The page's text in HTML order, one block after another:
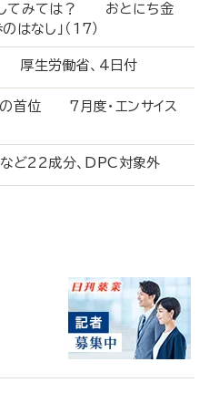
してみては？ おとにち金
なし」（17）
厚生労働省、4日付
の首位 7月度・エンサイス
」など22成分、DPC対象外